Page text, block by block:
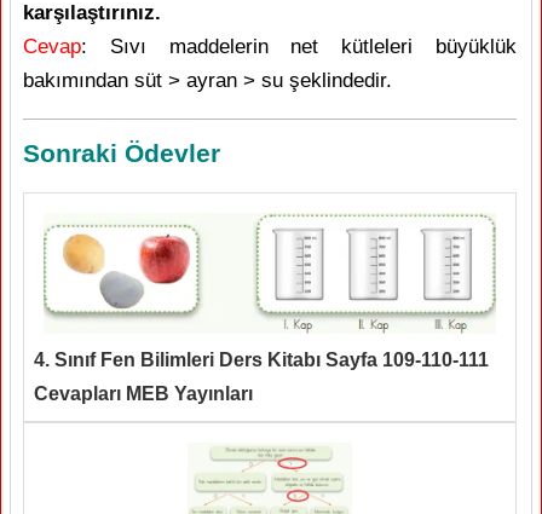
karşılaştırınız.
Cevap: Sıvı maddelerin net kütleleri büyüklük
bakımından süt > ayran > su şeklindedir.
Sonraki Ödevler
4. Sınıf Fen Bilimleri Ders Kitabı Sayfa 109-110-111
Cevapları MEB Yayınları